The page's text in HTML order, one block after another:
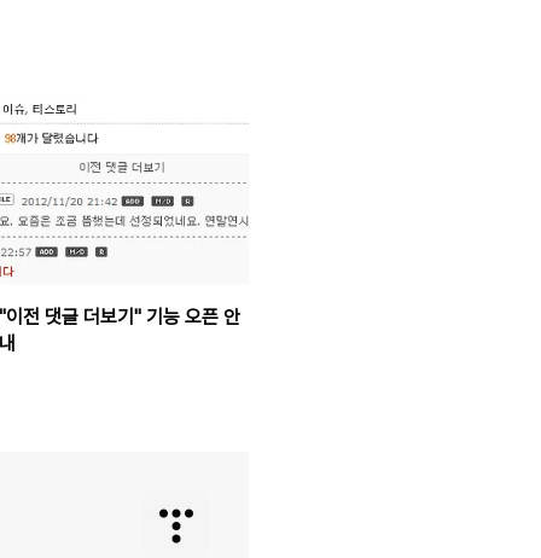
"이전 댓글 더보기" 기능 오픈 안
내